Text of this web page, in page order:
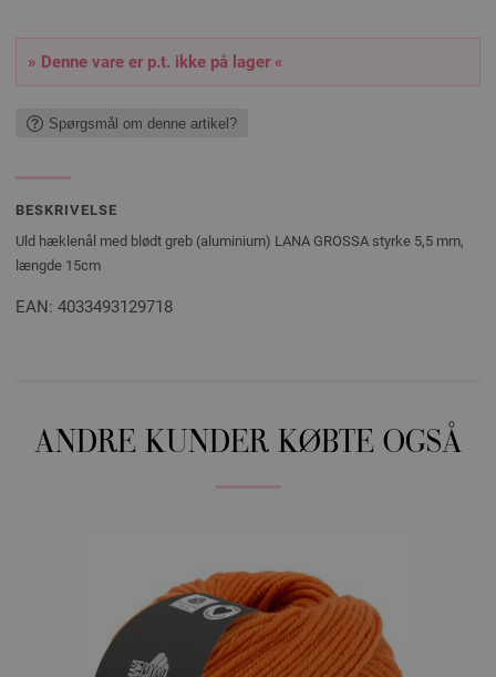
» Denne vare er p.t. ikke på lager «
Spørgsmål om denne artikel?
BESKRIVELSE
Uld hæklenål med blødt greb (aluminium) LANA GROSSA styrke 5,5 mm,
længde 15cm
EAN: 4033493129718
ANDRE KUNDER KØBTE OGSÅ